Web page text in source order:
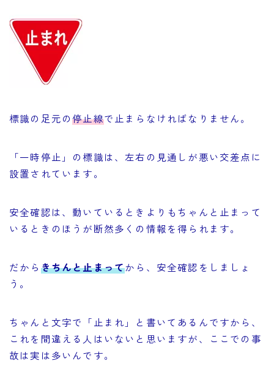
標識の足元の停止線で止まらなければなりません。
「一時停止」の標識は、左右の見通しが悪い交差点に
設置されています。
安全確認は、動いているときよりもちゃんと止まって
いるときのほうが断然多くの情報を得られます。
だから きちんと止まってから、安全確認をしましょ
う。
ちゃんと文字で「止まれ」と書いてあるんですから、
これを間違える人はいないと思いますが、ここでの事
故は実は多いんです。